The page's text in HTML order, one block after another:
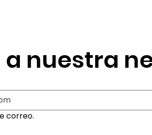
nuestra
correo.